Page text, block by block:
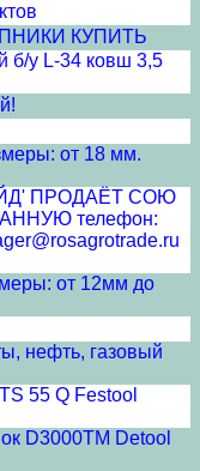
КУПИТЬ
б/у L-34 ковш 3,5
от 18 мм.
ПРОДАЁТ СОЮ
телефон:
от 12мм до
нефть, газовый
55 Q Festool
D3000TM Detool